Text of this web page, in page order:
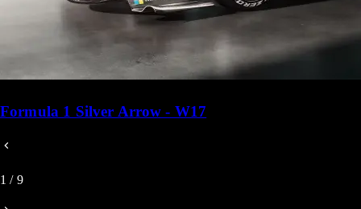
Formula 1 Silver Arrow - W17
1 / 9